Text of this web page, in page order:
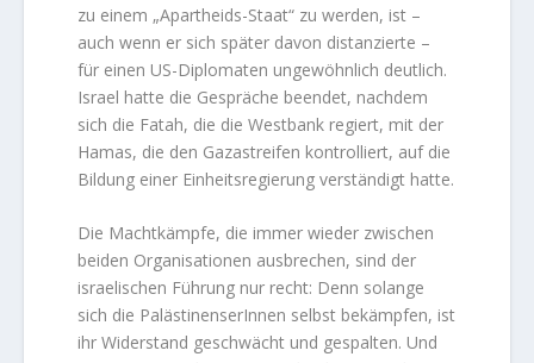
zu einem „Apartheids-Staat“ zu werden, ist –
auch wenn er sich später davon distanzierte –
für einen US-Diplomaten ungewöhnlich deutlich.
Israel hatte die Gespräche beendet, nachdem
sich die Fatah, die die Westbank regiert, mit der
Hamas, die den Gazastreifen kontrolliert, auf die
Bildung einer Einheitsregierung verständigt hatte.
Die Machtkämpfe, die immer wieder zwischen
beiden Organisationen ausbrechen, sind der
israelischen Führung nur recht: Denn solange
sich die PalästinenserInnen selbst bekämpfen, ist
ihr Widerstand geschwächt und gespalten. Und